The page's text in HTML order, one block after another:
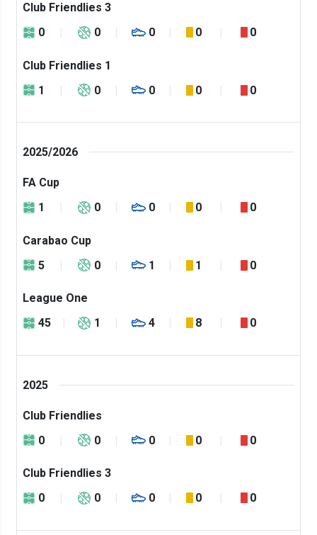
Club Friendlies 3
0
0 0 0 0
Club Friendlies 1
1
0 0 0 0
2025/2026
FA Cup
1
0 0 0 0
Carabao Cup
5
0 1 1 0
League One
45
1 4 8 0
2025
Club Friendlies
0
0 0 0 0
Club Friendlies 3
0
0 0 0 0